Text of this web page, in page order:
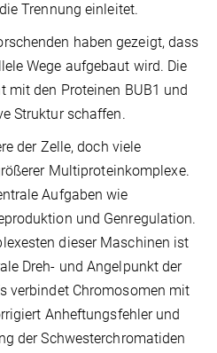
Trennung einleitet.
haben gezeigt, dass
Wege aufgebaut wird. Die
mit den Proteinen BUB1 und
Struktur schaffen.
der Zelle, doch viele
Multiproteinkomplexe.
Aufgaben wie
und Genregulation.
dieser Maschinen ist
Dreh- und Angelpunkt der
verbindet Chromosomen mit
Anheftungsfehler und
der Schwesterchromatiden